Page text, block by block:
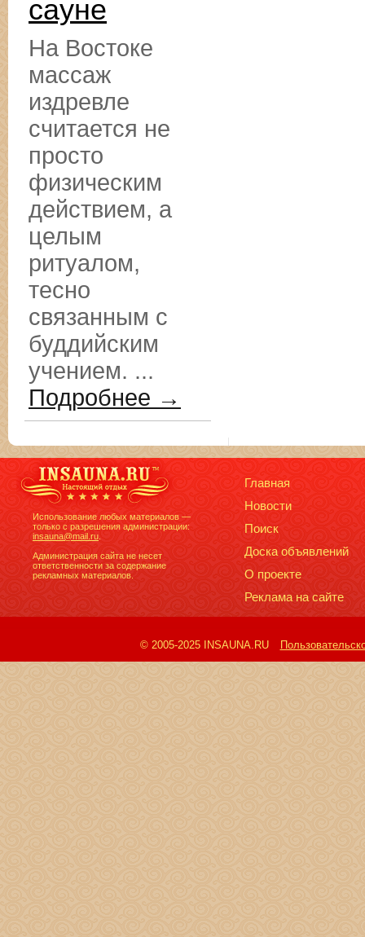
сауне
На Востоке
массаж
издревле
считается не
просто
физическим
действием, а
целым
ритуалом,
тесно
связанным с
буддийским
учением. ...
Подробнее →
Использование любых материалов —
только с разрешения администрации:
insauna@mail.ru
Администрация сайта не несет
ответственности за содержание
рекламных материалов.
Главная
Новости
Поиск
Доска объявлений
О проекте
Реклама на сайте
© 2005-2025 INSAUNA.RU